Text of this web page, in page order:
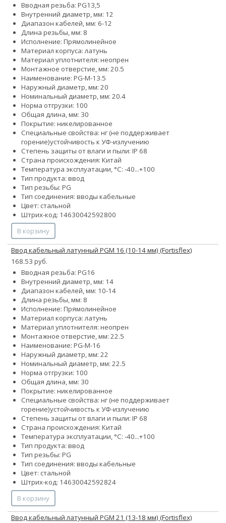
Вводная резьба: PG13,5
Внутренний диаметр, мм: 12
Диапазон кабелей, мм: 6-12
Длина резьбы, мм: 8
Исполнение: Прямолинейное
Материал корпуса: латунь
Материал уплотнителя: неопрен
Монтажное отверстие, мм: 20.5
Наименование: PG-M-13.5
Наружный диаметр, мм: 20
Номинальный диаметр, мм: 20.4
Норма отгрузки: 100
Общая длина, мм: 30
Покрытие: никелированное
Специальные свойства: нг (не поддерживает
горение)устойчивость к УФ-излучению
Степень защиты от влаги и пыли: IP 68
Страна происхождения: Китай
Температура эксплуатации, °С: -40...+100
Тип продукта: ввод
Тип резьбы: PG
Тип соединения: вводы кабельные
Цвет: стальной
Штрих-код: 14630042592800
В корзину
Ввод кабельный латунный PGM 16 (10-14 мм) (Fortisflex)
168.53 руб.
Вводная резьба: PG16
Внутренний диаметр, мм: 14
Диапазон кабелей, мм: 10-14
Длина резьбы, мм: 8
Исполнение: Прямолинейное
Материал корпуса: латунь
Материал уплотнителя: неопрен
Монтажное отверстие, мм: 22.5
Наименование: PG-M-16
Наружный диаметр, мм: 22
Номинальный диаметр, мм: 22.5
Норма отгрузки: 100
Общая длина, мм: 30
Покрытие: никелированное
Специальные свойства: нг (не поддерживает
горение)устойчивость к УФ-излучению
Степень защиты от влаги и пыли: IP 68
Страна происхождения: Китай
Температура эксплуатации, °С: -40...+100
Тип продукта: ввод
Тип резьбы: PG
Тип соединения: вводы кабельные
Цвет: стальной
Штрих-код: 14630042592824
В корзину
Ввод кабельный латунный PGM 21 (13-18 мм) (Fortisflex)